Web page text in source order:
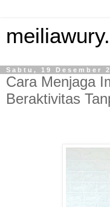
Sabtu, 19 Desember
Cara Menjaga
Beraktivitas